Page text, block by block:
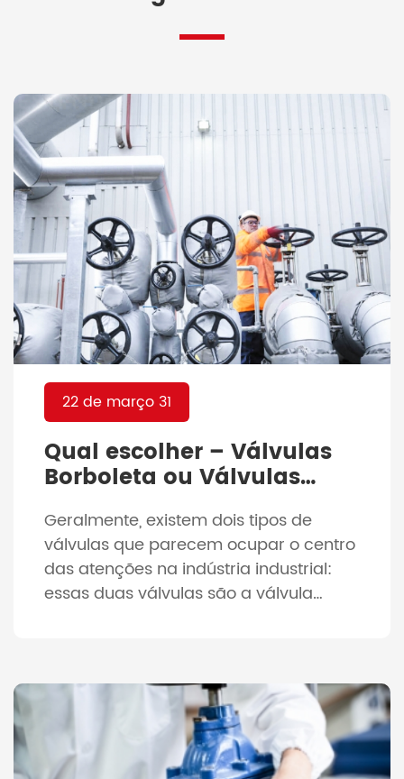
22 de março 31
Qual escolher – Válvulas
Borboleta ou Válvulas
Geralmente, existem dois tipos de
válvulas que parecem ocupar o centro
das atenções na indústria industrial:
essas duas válvulas são a válvula
características muito semelhantes.
Ambos são geralmente construídos
com uma combinação de metais
como [...]